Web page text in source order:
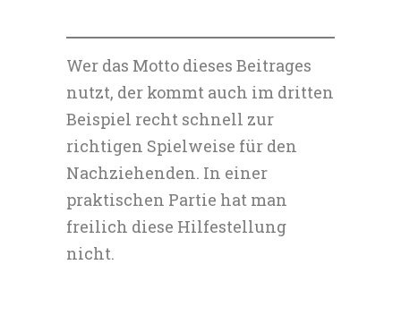
Wer das Motto dieses Beitrages
nutzt, der kommt auch im dritten
Beispiel recht schnell zur
richtigen Spielweise für den
Nachziehenden. In einer
praktischen Partie hat man
freilich diese Hilfestellung
nicht.